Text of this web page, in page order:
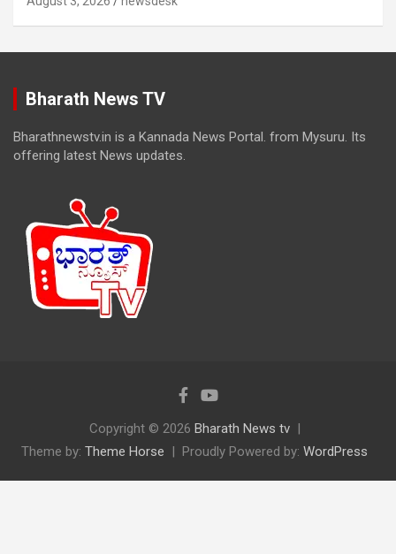
Bharath News TV
Bharathnewstv.in is a Kannada News Portal. from Mysuru. Its
offering latest News updates.
Copyright © 2026 Bharath News tv
Theme by: Theme Horse Proudly Powered by: WordPress